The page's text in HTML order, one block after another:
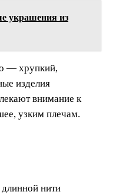
украшения из
— хрупкий,
изделия
внимание к
узким плечам.
нити